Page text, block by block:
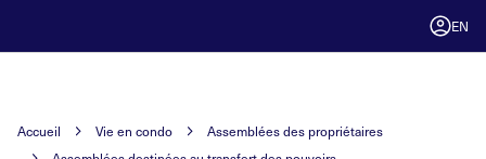
EN
Accueil Vie en condo
Assemblées des propriétaires